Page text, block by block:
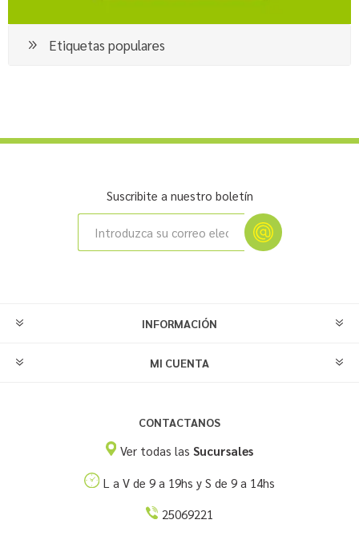
Etiquetas populares
Suscribite a nuestro boletín
INFORMACIÓN
MI CUENTA
CONTACTANOS
Ver todas lasSucursales
L a V de 9 a 19hs y S de 9 a 14hs
25069221